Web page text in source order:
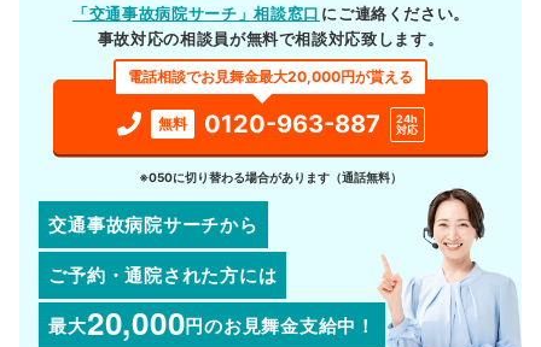
「交通事故病院サーチ」相談窓口 にご連絡ください。
事故対応の相談員が無料で相談対応致します。
電話相談でお見舞金最大20,000円が貰える
無料 0120-963-887
24h
対応
※050に切り替わる場合があります（通話無料）
交通事故病院サーチから
ご予約・通院された方には
最大20,000円のお見舞金支給中！